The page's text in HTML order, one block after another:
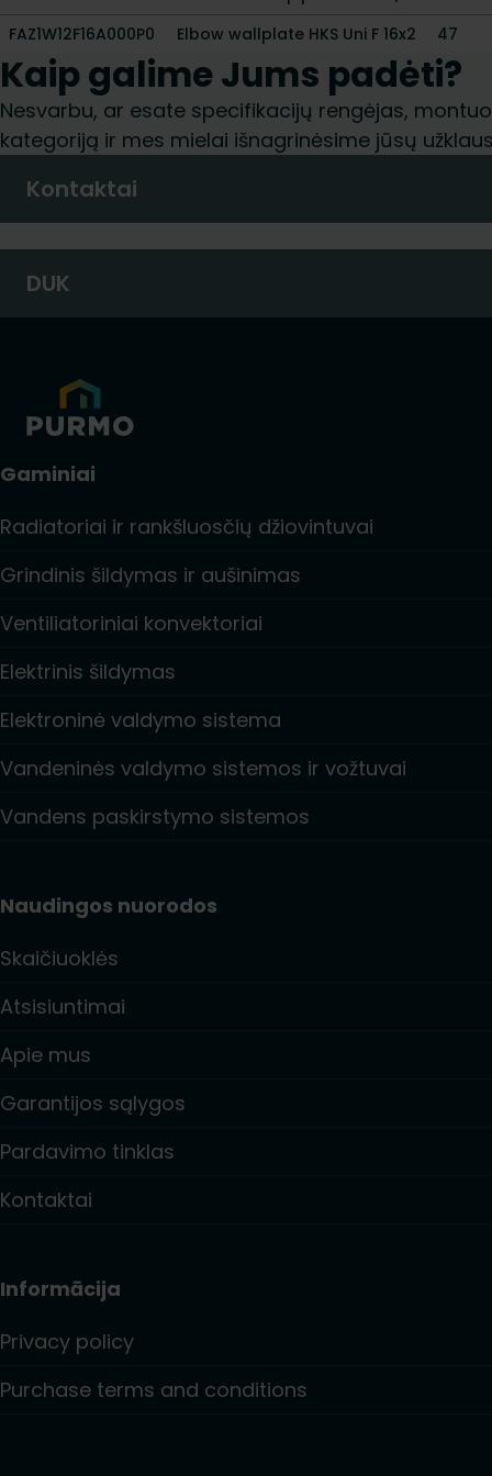
FAZ1W12F16A000P0
Elbow wallplate HKS Uni F 16x2 47
Kaip galime Jums padėti?
Nesvarbu, ar esate specifikacijų rengėjas,
kategoriją ir mes mielai išnagrinėsime jūsų
Kontaktai
DUK
Gaminiai
Radiatoriai ir rankšluosčių džiovintuvai
Grindinis šildymas ir aušinimas
Ventiliatoriniai konvektoriai
Elektrinis šildymas
Elektroninė valdymo sistema
Vandeninės valdymo sistemos ir vožtuvai
Vandens paskirstymo sistemos
Naudingos nuorodos
Skaičiuoklės
Atsisiuntimai
Apie mus
Garantijos sąlygos
Pardavimo tinklas
Kontaktai
Informācija
Privacy policy
Purchase terms and conditions